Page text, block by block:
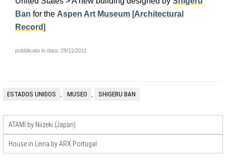
Ban for the Aspen Art Museum [Architectural
Record]
pubblicato in data: 29/11/2011
ESTADOS UNIDOS , MUSEO , SHIGERU BAN
ATAMI by Niizeki (Japan)
House in Leiria by ARX Portugal